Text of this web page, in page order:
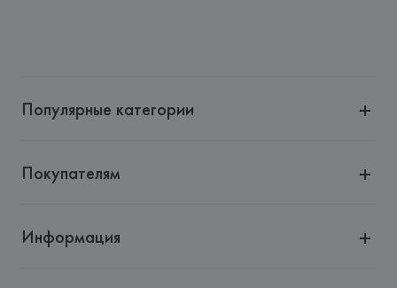
Популярные категории
Покупателям
Информация